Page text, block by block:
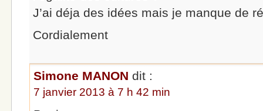
J’ai déja des idées mais je manque de
Cordialement
Simone MANON dit :
7 janvier 2013 à 7 h 42 min